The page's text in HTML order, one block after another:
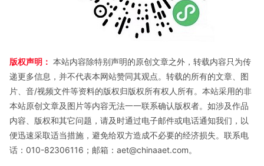
版权声明： 本站内容除特别声明的原创文章之外，转载内容只为传
递更多信息，并不代表本网站赞同其观点。转载的所有的文章、图
片、音/视频文件等资料的版权归版权所有权人所有。本站采用的非
本站原创文章及图片等内容无法一一联系确认版权者。如涉及作品
内容、版权和其它问题，请及时通过电子邮件或电话通知我们，以
便迅速采取适当措施，避免给双方造成不必要的经济损失。联系电
话：010-82306116；邮箱：aet@chinaaet.com。